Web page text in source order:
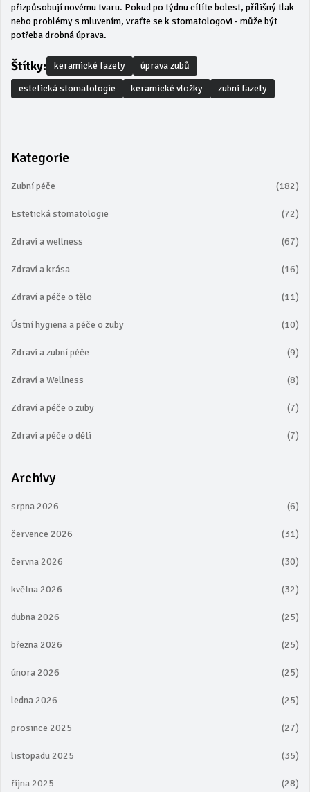
přizpůsobují novému tvaru. Pokud po týdnu cítíte bolest, přílišný tlak
nebo problémy s mluvením, vraťte se k stomatologovi - může být
potřeba drobná úprava.
Štítky: keramické fazety
úprava zubů
estetická stomatologie
keramické vložky zubní fazety
Kategorie
Zubní péče (182)
Estetická stomatologie (72)
Zdraví a wellness (67)
Zdraví a krása (16)
Zdraví a péče o tělo (11)
Ústní hygiena a péče o zuby (10)
Zdraví a zubní péče (9)
Zdraví a Wellness (8)
Zdraví a péče o zuby (7)
Zdraví a péče o děti (7)
Archivy
srpna 2026 (6)
července 2026 (31)
června 2026 (30)
května 2026 (32)
dubna 2026 (25)
března 2026 (25)
února 2026 (25)
ledna 2026 (25)
prosince 2025 (27)
listopadu 2025 (35)
října 2025 (28)